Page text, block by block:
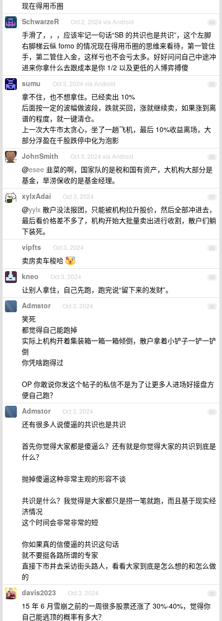
现在得用币圈
24
SchwarzeR Oct 2, 2024 via Android
手滑了，，，应该牢记一句话“SB 的共识也是共识”，这个左脚
右脚梯云纵 fomo 的情况现在得用币圈的思维来看待，第一管住
手，第二管住入金，这样亏也不会亏太多。好好问问自己中途冲
进来你拿什么去跟成本是你 1/2 以及更低的人博弈搏傻
25
sumu Oct 3, 2024 via Android
拿不住，也不想拿住。已经卖出 10%
后面按一定的波幅做波段，跌就买回，涨就继续卖，如果涨到离
谱的程度，就一键清仓。
上一次大牛市太贪心，坐了一趟飞机，最后 10%收益离场，大
部分浮盈在千股跌停中化为泡影
26
JohnSmith Oct 3, 2024 via Android
@esee 韭菜的啊，国家队的是税和国有资产，大机构大部分是
基金，旱涝保收的是基金经理。
27
xylxAdai Oct 3, 2024
@yylx 散户没法报团，只能被机构拉升股价，然后全部冲进去，
最后看价格差不多了，机构开始大批量卖出进行收割，散户们躺
下装死。
28
vipfts Oct 3, 2024
卖房卖车梭哈
29
kneo Oct 3, 2024
让别人拿住，自己先跑，跑完说“留下来的发财”。
30
Admstor Oct 3, 2024
笑死
都觉得自己能跑掉
实际上机构开着集装箱一箱一箱倾倒，散户拿着小铲子一铲一铲
倒
你凭啥跑得过
OP 你敢说你发这个帖子的私信不是为了让更多人进场好接盘方
便自己跑？
31
Admstor Oct 3, 2024
还有很多人说傻逼的共识也是共识
首先你觉得大家都是傻逼么？还有就是你觉得大家的共识到底是
什么？
抛掉傻逼这种非常主观的形容不谈
共识是什么？我觉得是大家都只是捞一笔就跑，而且基于现实经
济情况
这个时间会非常非常的短
你如果真的信傻逼的共识这句话
就不要挺各路所谓的专家
直接下市井去采访街头路人，看看大家到底是怎么想的和怎么做
的
32
davis2023 Oct 3, 2024
15 年 6 月雪崩之前的一周很多股票还涨了 30%-40%，觉得你
自己能逃顶的概率有多大？